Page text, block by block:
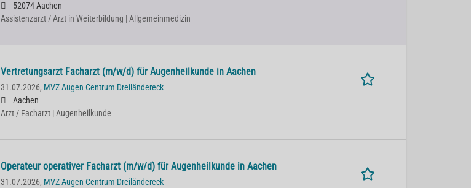
52074 Aachen
Assistenzarzt / Arzt in Weiterbildung | Allgemeinmedizin
Vertretungsarzt Facharzt (m/w/d) für Augenheilkunde in Aachen
31.07.2026, MVZ Augen Centrum Dreiländereck
Aachen
Arzt / Facharzt | Augenheilkunde
Operateur operativer Facharzt (m/w/d) für Augenheilkunde in Aachen
31.07.2026, MVZ Augen Centrum Dreiländereck